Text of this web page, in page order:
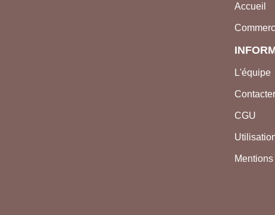
Accueil
L'équipe
CGU